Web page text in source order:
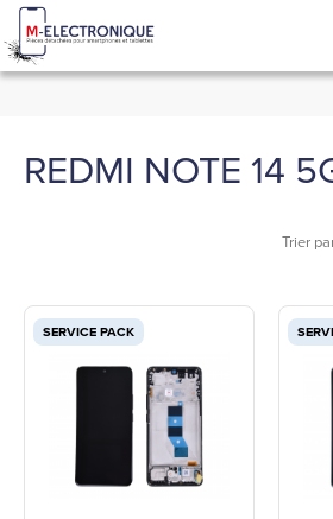
REDMI NOTE 14
Trier
SERVICE PACK